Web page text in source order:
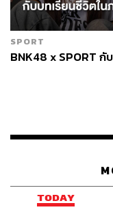
พูดถึงมิวสิกวิดีโอเ
พิม:มิวสิกวิดีโอเพลง
และความเป็น
กล้องใหม่ๆ หรือที่เร
ที่ใส่ CG มาแบบจัดเต็ม
SPORT
BNK48 x SPORT กั
TODAY